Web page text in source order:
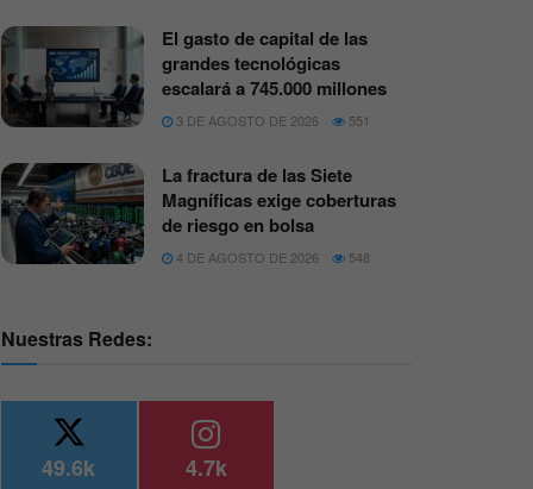
El gasto de capital de las
grandes tecnológicas
escalará a 745.000 millones
3 DE AGOSTO DE 2026 551
La fractura de las Siete
Magníficas exige coberturas
de riesgo en bolsa
4 DE AGOSTO DE 2026 548
Nuestras Redes:
49.6k 4.7k